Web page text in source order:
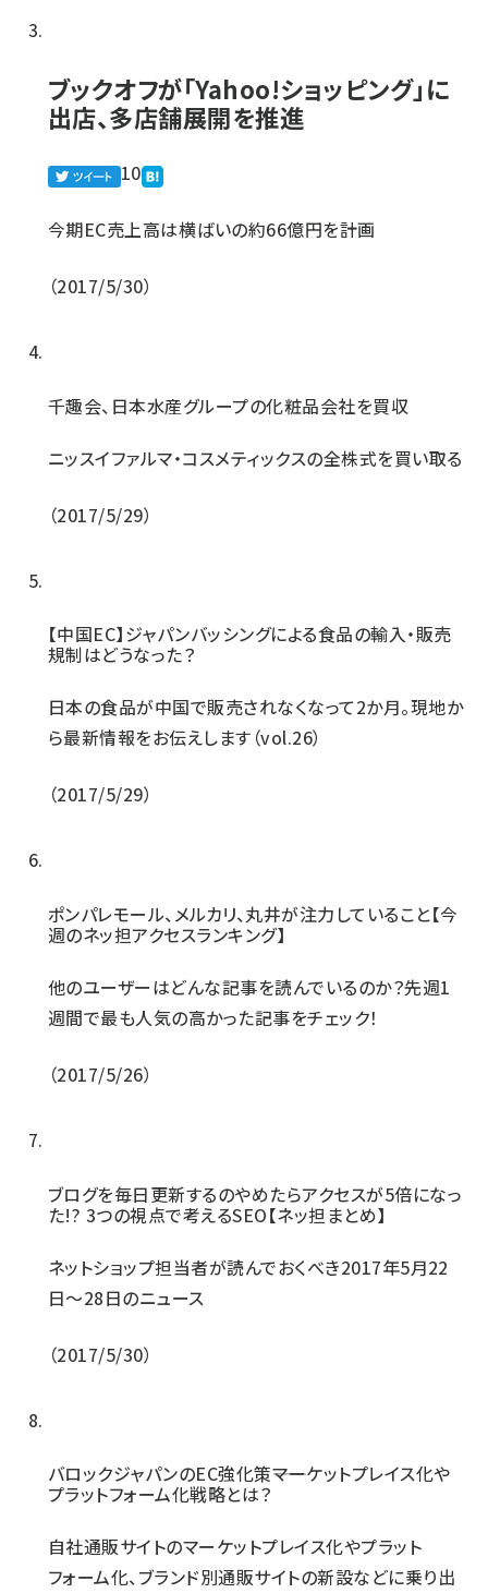
ブックオフが「Yahoo!ショッピング」に
出店、多店舗展開を推進
10
今期EC売上高は横ばいの約66億円を計画
2017/5/30
千趣会、日本水産グループの化粧品会社を買収
ニッスイファルマ・コスメティックスの全株式を買い取る
2017/5/29
【中国EC】ジャパンバッシングによる食品の輸入・販売
規制はどうなった？
日本の食品が中国で販売されなくなって2か月。現地か
ら最新情報をお伝えします（vol.26）
2017/5/29
ポンパレモール、メルカリ、丸井が注力していること【今
週のネッ担アクセスランキング】
他のユーザーはどんな記事を読んでいるのか？先週1
週間で最も人気の高かった記事をチェック！
2017/5/26
ブログを毎日更新するのやめたらアクセスが5倍になっ
た!? 3つの視点で考えるSEO【ネッ担まとめ】
ネットショップ担当者が読んでおくべき2017年5月22
日〜28日のニュース
2017/5/30
バロックジャパンのEC強化策――マーケットプレイス化や
プラットフォーム化戦略とは？
自社通販サイトのマーケットプレイス化やプラット
フォーム化、ブランド別通販サイトの新設などに乗り出